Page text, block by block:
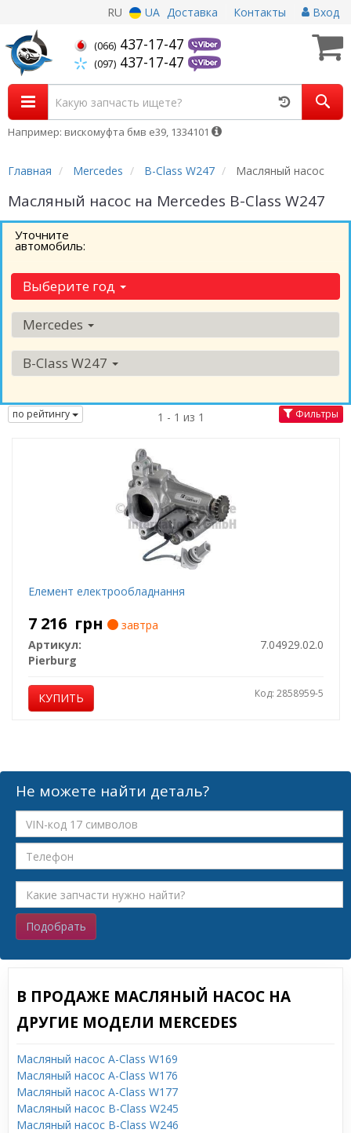
RU UA Доставка Контакты Вход
(066) 437-17-47
(097) 437-17-47
Например: вискомуфта бмв е39, 1334101
Главная Mercedes B-Class W247 Масляный насос
Масляный насос на Mercedes B-Class W247
Уточните
автомобиль:
Выберите год
Mercedes
B-Class W247
по рейтингу 1 - 1 из 1 Фильтры
Елемент електрообладнання
7 216 грн
завтра
Артикул:
7.04929.02.0
Pierburg
КУПИТЬ Код: 2858959-5
Не можете найти деталь?
Подобрать
В ПРОДАЖЕ МАСЛЯНЫЙ НАСОС НА
ДРУГИЕ МОДЕЛИ MERCEDES
Масляный насос A-Class W169
Масляный насос A-Class W176
Масляный насос A-Class W177
Масляный насос B-Class W245
Масляный насос B-Class W246